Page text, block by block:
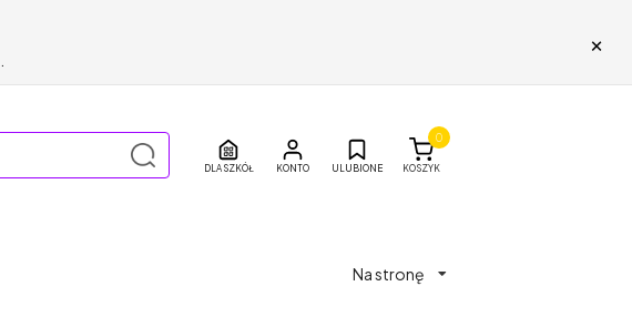
×
DLA SZKÓŁ ULUBIONE KOSZYK
0
Na stronę